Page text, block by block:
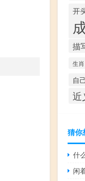
开
描
生肖
自
近
猜你
什
闲